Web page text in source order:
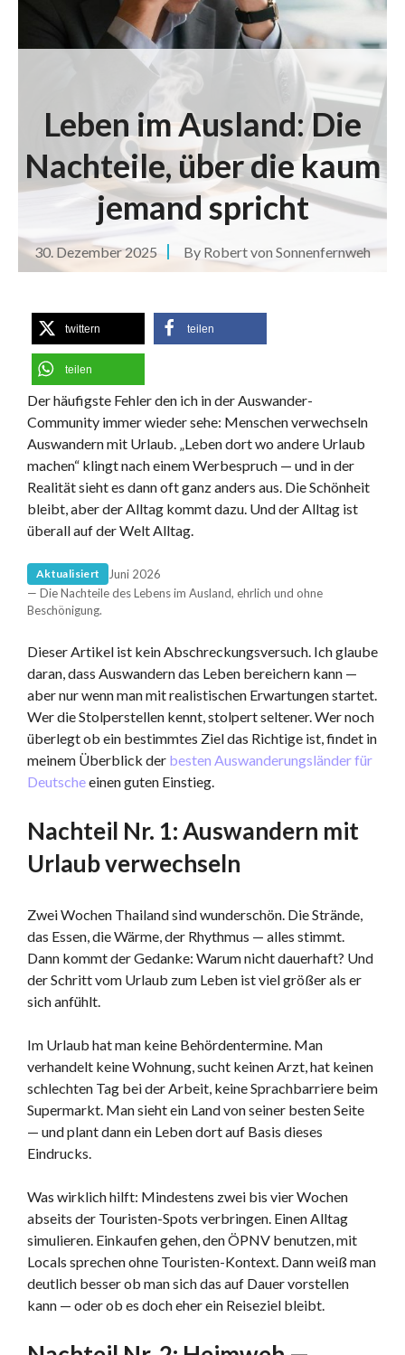
Leben im Ausland: Die
Nachteile, über die kaum
jemand spricht
30. Dezember 2025 By Robert von Sonnenfernweh
twittern teilen
teilen
Der häufigste Fehler den ich in der Auswander-
Community immer wieder sehe: Menschen verwechseln
Auswandern mit Urlaub. „Leben dort wo andere Urlaub
machen“ klingt nach einem Werbespruch — und in der
Realität sieht es dann oft ganz anders aus. Die Schönheit
bleibt, aber der Alltag kommt dazu. Und der Alltag ist
überall auf der Welt Alltag.
Aktualisiert
Juni 2026
— Die Nachteile des Lebens im Ausland, ehrlich und ohne
Beschönigung.
Dieser Artikel ist kein Abschreckungsversuch. Ich glaube
daran, dass Auswandern das Leben bereichern kann —
aber nur wenn man mit realistischen Erwartungen startet.
Wer die Stolperstellen kennt, stolpert seltener. Wer noch
überlegt ob ein bestimmtes Ziel das Richtige ist, findet in
meinem Überblick der besten Auswanderungsländer für
Deutscheeinen guten Einstieg.
Nachteil Nr. 1: Auswandern mit
Urlaub verwechseln
Zwei Wochen Thailand sind wunderschön. Die Strände,
das Essen, die Wärme, der Rhythmus — alles stimmt.
Dann kommt der Gedanke: Warum nicht dauerhaft? Und
der Schritt vom Urlaub zum Leben ist viel größer als er
sich anfühlt.
Im Urlaub hat man keine Behördentermine. Man
verhandelt keine Wohnung, sucht keinen Arzt, hat keinen
schlechten Tag bei der Arbeit, keine Sprachbarriere beim
Supermarkt. Man sieht ein Land von seiner besten Seite
— und plant dann ein Leben dort auf Basis dieses
Eindrucks.
Was wirklich hilft: Mindestens zwei bis vier Wochen
abseits der Touristen-Spots verbringen. Einen Alltag
simulieren. Einkaufen gehen, den ÖPNV benutzen, mit
Locals sprechen ohne Touristen-Kontext. Dann weiß man
deutlich besser ob man sich das auf Dauer vorstellen
kann — oder ob es doch eher ein Reiseziel bleibt.